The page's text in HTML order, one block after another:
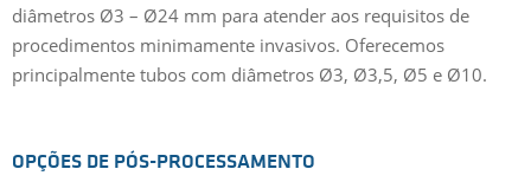
diâmetros Ø3 – Ø24 mm para atender aos requisitos de
procedimentos minimamente invasivos. Oferecemos
principalmente tubos com diâmetros Ø3, Ø3,5, Ø5 e Ø10.
OPÇÕES DE PÓS-PROCESSAMENTO